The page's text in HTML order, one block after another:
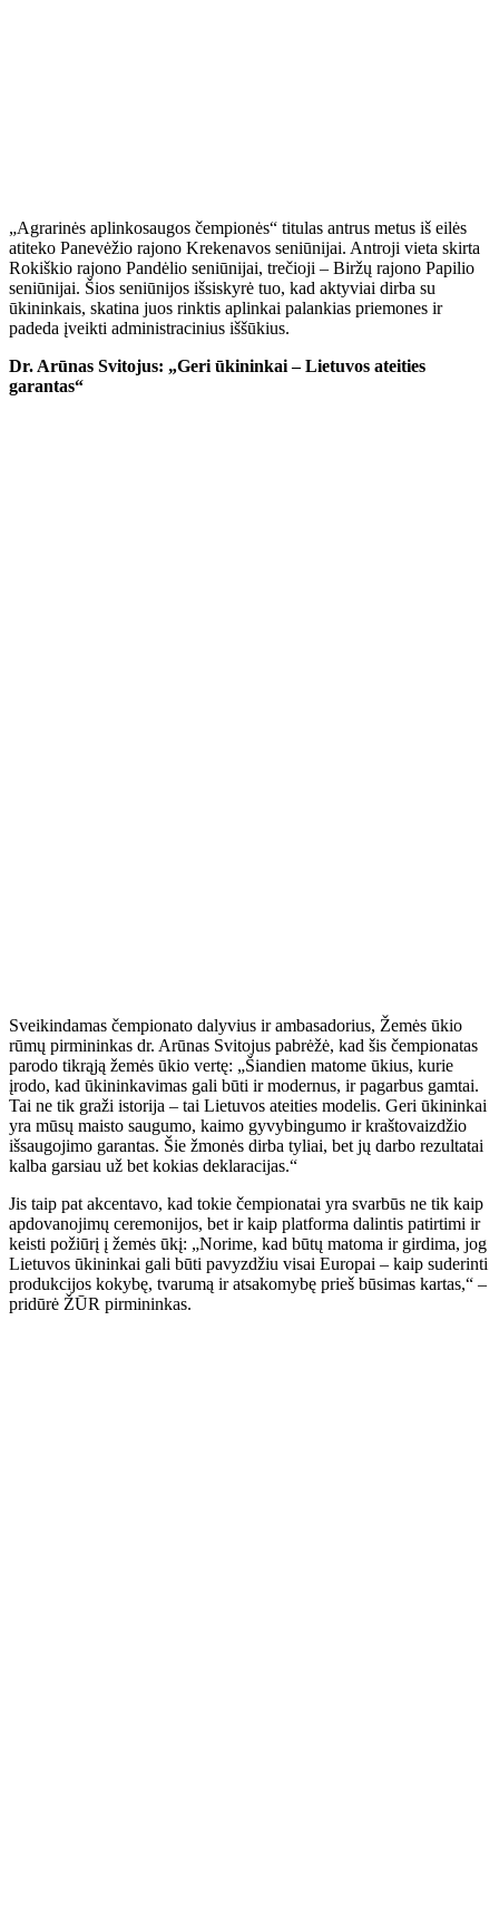
„Agrarinės aplinkosaugos čempionės“ titulas antrus metus iš eilės
atiteko Panevėžio rajono Krekenavos seniūnijai. Antroji vieta skirta
Rokiškio rajono Pandėlio seniūnijai, trečioji – Biržų rajono Papilio
seniūnijai. Šios seniūnijos išsiskyrė tuo, kad aktyviai dirba su
ūkininkais, skatina juos rinktis aplinkai palankias priemones ir
padeda įveikti administracinius iššūkius.
Dr. Arūnas Svitojus: „Geri ūkininkai – Lietuvos ateities
garantas“
Sveikindamas čempionato dalyvius ir ambasadorius, Žemės ūkio
rūmų pirmininkas dr. Arūnas Svitojus pabrėžė, kad šis čempionatas
parodo tikrąją žemės ūkio vertę: „Šiandien matome ūkius, kurie
įrodo, kad ūkininkavimas gali būti ir modernus, ir pagarbus gamtai.
Tai ne tik graži istorija – tai Lietuvos ateities modelis. Geri ūkininkai
yra mūsų maisto saugumo, kaimo gyvybingumo ir kraštovaizdžio
išsaugojimo garantas. Šie žmonės dirba tyliai, bet jų darbo rezultatai
kalba garsiau už bet kokias deklaracijas.“
Jis taip pat akcentavo, kad tokie čempionatai yra svarbūs ne tik kaip
apdovanojimų ceremonijos, bet ir kaip platforma dalintis patirtimi ir
keisti požiūrį į žemės ūkį: „Norime, kad būtų matoma ir girdima, jog
Lietuvos ūkininkai gali būti pavyzdžiu visai Europai – kaip suderinti
produkcijos kokybę, tvarumą ir atsakomybę prieš būsimas kartas,“ –
pridūrė ŽŪR pirmininkas.